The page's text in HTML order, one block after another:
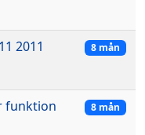
2011 8 mån
funktion 8 mån